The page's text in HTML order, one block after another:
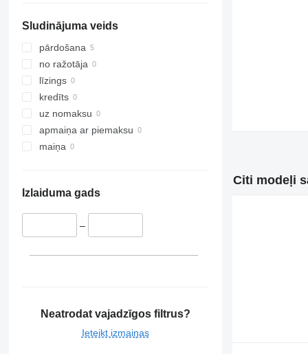
Sludinājuma veids
pārdošana
no ražotāja
līzings
kredīts
uz nomaksu
apmaiņa ar piemaksu
maiņa
Izlaiduma gads
–
Neatrodat vajadzīgos filtrus?
Ieteikt izmaiņas
Citi modeļi